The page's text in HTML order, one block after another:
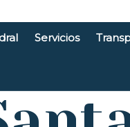
Servicios